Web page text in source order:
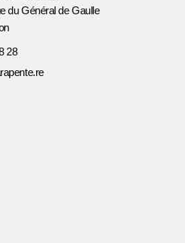
du Général de Gaulle
28